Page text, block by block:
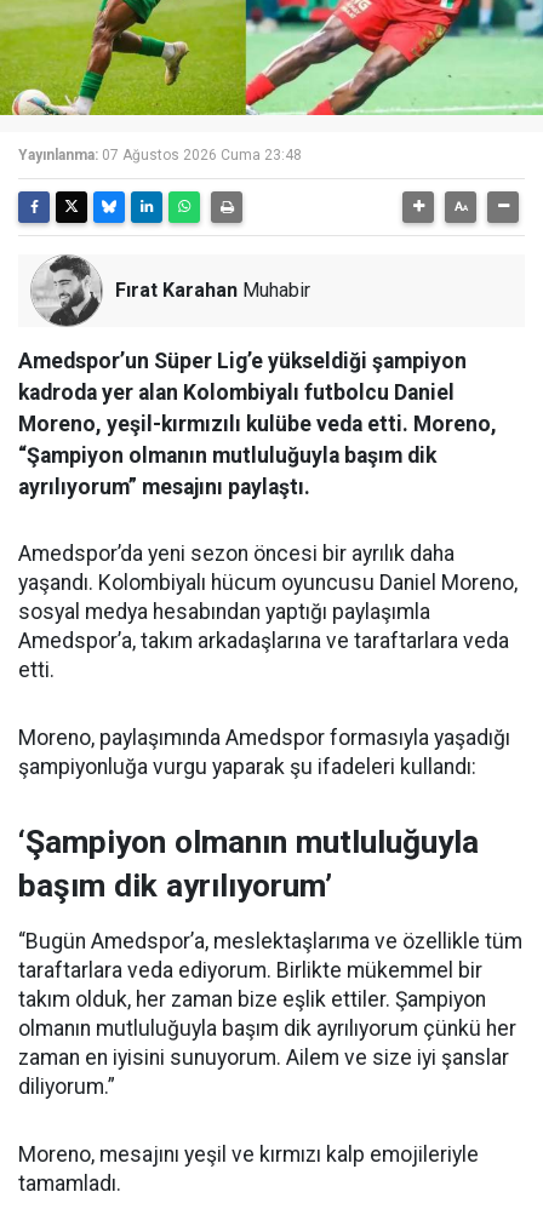
Yayınlanma: 07 Ağustos 2026 Cuma 23:48
Fırat Karahan Muhabir
Amedspor’un Süper Lig’e yükseldiği şampiyon
kadroda yer alan Kolombiyalı futbolcu Daniel
Moreno, yeşil-kırmızılı kulübe veda etti. Moreno,
“Şampiyon olmanın mutluluğuyla başım dik
ayrılıyorum” mesajını paylaştı.
Amedspor’da yeni sezon öncesi bir ayrılık daha
yaşandı. Kolombiyalı hücum oyuncusu Daniel Moreno,
sosyal medya hesabından yaptığı paylaşımla
Amedspor’a, takım arkadaşlarına ve taraftarlara veda
etti.
Moreno, paylaşımında Amedspor formasıyla yaşadığı
şampiyonluğa vurgu yaparak şu ifadeleri kullandı:
‘Şampiyon olmanın mutluluğuyla
başım dik ayrılıyorum’
“Bugün Amedspor’a, meslektaşlarıma ve özellikle tüm
taraftarlara veda ediyorum. Birlikte mükemmel bir
takım olduk, her zaman bize eşlik ettiler. Şampiyon
olmanın mutluluğuyla başım dik ayrılıyorum çünkü her
zaman en iyisini sunuyorum. Ailem ve size iyi şanslar
diliyorum.”
Moreno, mesajını yeşil ve kırmızı kalp emojileriyle
tamamladı.